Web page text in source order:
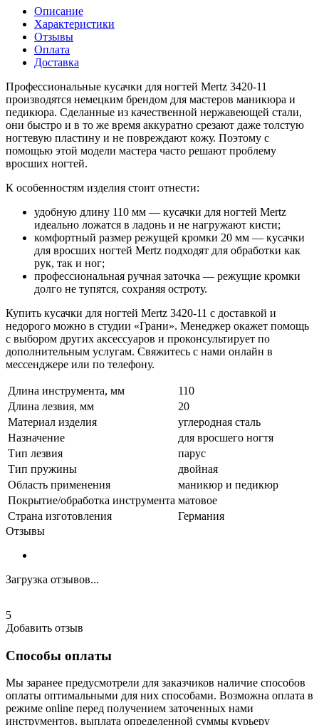
Описание
Характеристики
Отзывы
Оплата
Доставка
Профессиональные кусачки для ногтей Mertz 3420-11
производятся немецким брендом для мастеров маникюра и
педикюра. Сделанные из качественной нержавеющей стали,
они быстро и в то же время аккуратно срезают даже толстую
ногтевую пластину и не повреждают кожу. Поэтому с
помощью этой модели мастера часто решают проблему
вросших ногтей.
К особенностям изделия стоит отнести:
удобную длину 110 мм — кусачки для ногтей Mertz
идеально ложатся в ладонь и не нагружают кисти;
комфортный размер режущей кромки 20 мм — кусачки
для вросших ногтей Mertz подходят для обработки как
рук, так и ног;
профессиональная ручная заточка — режущие кромки
долго не тупятся, сохраняя остроту.
Купить кусачки для ногтей Mertz 3420-11 с доставкой и
недорого можно в студии «Грани». Менеджер окажет помощь
с выбором других аксессуаров и проконсультирует по
дополнительным услугам. Свяжитесь с нами онлайн в
мессенджере или по телефону.
Длина инструмента, мм
110
Длина лезвия, мм
20
Материал изделия
углеродная сталь
Назначение
для вросшего ногтя
Тип лезвия
парус
Тип пружины
двойная
Область применения
маникюр и педикюр
Покрытие/обработка инструмента матовое
Страна изготовления
Германия
Отзывы
Загрузка отзывов...
5
Добавить отзыв
Способы оплаты
Мы заранее предусмотрели для заказчиков наличие способов
оплаты оптимальными для них способами. Возможна оплата в
режиме online перед получением заточенных нами
инструментов, выплата определенной суммы курьеру